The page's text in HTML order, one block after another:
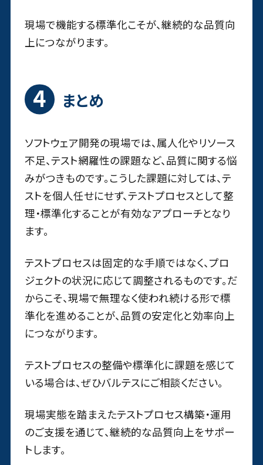
現場で機能する標準化こそが、継続的な品質向
上につながります。
まとめ
ソフトウェア開発の現場では、属人化やリソース
不足、テスト網羅性の課題など、品質に関する悩
みがつきものです。こうした課題に対しては、テ
ストを個人任せにせず、テストプロセスとして整
理・標準化することが有効なアプローチとなり
ます。
テストプロセスは固定的な手順ではなく、プロ
ジェクトの状況に応じて調整されるものです。だ
からこそ、現場で無理なく使われ続ける形で標
準化を進めることが、品質の安定化と効率向上
につながります。
テストプロセスの整備や標準化に課題を感じて
いる場合は、ぜひバルテスにご相談ください。
現場実態を踏まえたテストプロセス構築・運用
のご支援を通じて、継続的な品質向上をサポー
トします。